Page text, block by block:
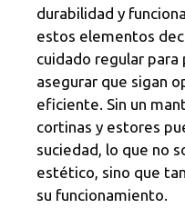
durabilidad y
estos elementos
cuidado regular para
asegurar que sigan
eficiente. Sin un
cortinas y estores
suciedad, lo que no
estético, sino que
su funcionamiento.